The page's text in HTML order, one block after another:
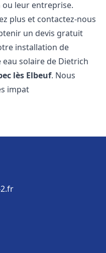
ou leur entreprise.
plus et contactez-nous
un devis gratuit
installation de
eau solaire de Dietrich
lès Elbeuf. Nous
impat